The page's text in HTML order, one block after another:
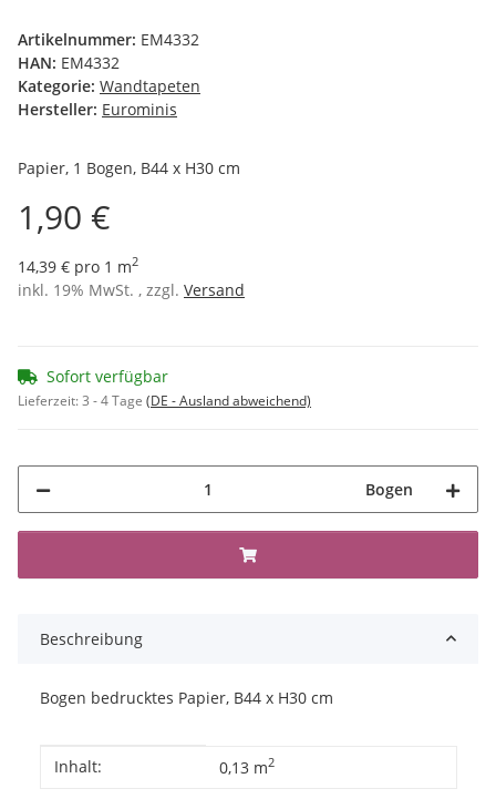
Artikelnummer: EM4332
HAN: EM4332
Kategorie: Wandtapeten
Hersteller: Eurominis
Papier, 1 Bogen, B44 x H30 cm
1,90 €
14,39 € pro 1 m2
inkl. 19% MwSt. , zzgl. Versand
Sofort verfügbar
Lieferzeit:3 - 4 Tage (DE - Ausland abweichend)
Bogen
Beschreibung
Bogen bedrucktes Papier, B44 x H30 cm
Produkteigenschaft
Wert
Inhalt: 0,13 m2